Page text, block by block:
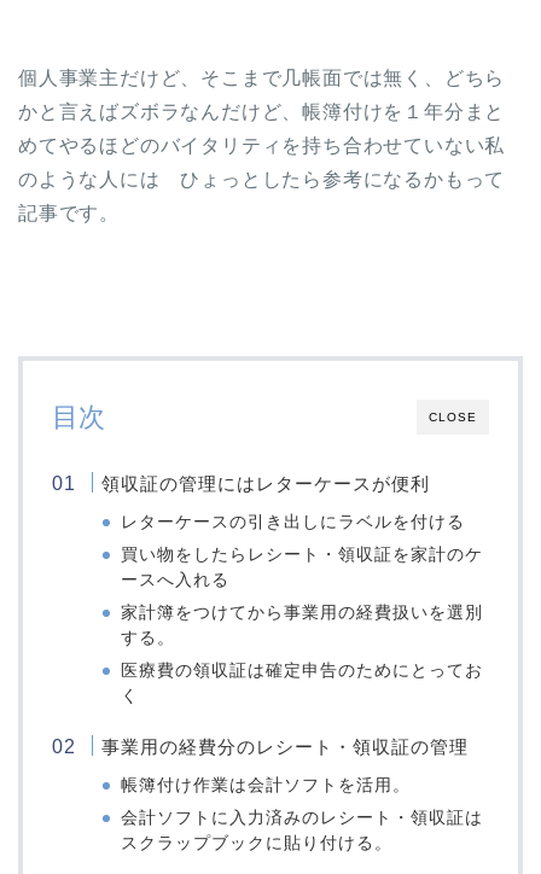
個人事業主だけど、そこまで几帳面では無く、どちら
かと言えばズボラなんだけど、帳簿付けを１年分まと
めてやるほどのバイタリティを持ち合わせていない私
のような人には ひょっとしたら参考になるかもって
記事です。
CLOSE
目次
領収証の管理にはレターケースが便利
レターケースの引き出しにラベルを付ける
買い物をしたらレシート・領収証を家計のケ
ースへ入れる
家計簿をつけてから事業用の経費扱いを選別
する。
医療費の領収証は確定申告のためにとってお
く
事業用の経費分のレシート・領収証の管理
帳簿付け作業は会計ソフトを活用。
会計ソフトに入力済みのレシート・領収証は
スクラップブックに貼り付ける。